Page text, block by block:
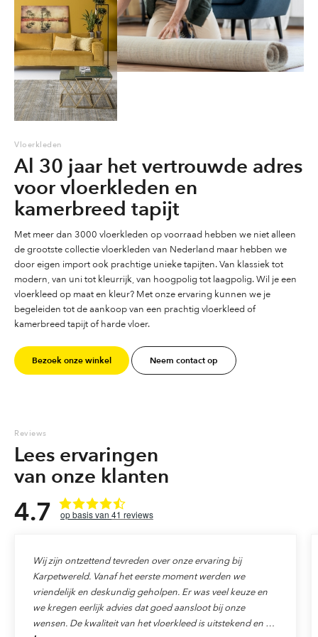
de
productpagina
de
productpagina
Vloerkleden
Al 30 jaar het vertrouwde adres
voor vloerkleden en
kamerbreed tapijt
Met meer dan 3000 vloerkleden op voorraad hebben we niet alleen
de grootste collectie vloerkleden van Nederland maar hebben we
door eigen import ook prachtige unieke tapijten. Van klassiek tot
modern, van uni tot kleurrijk, van hoogpolig tot laagpolig. Wil je een
vloerkleed op maat en kleur? Met onze ervaring kunnen we je
begeleiden tot de aankoop van een prachtig vloerkleed of
kamerbreed tapijt of harde vloer.
Bezoek onze winkel Neem contact op
Reviews
Lees ervaringen
van onze klanten
4.7 41 reviews
Wij zijn ontzettend tevreden over onze ervaring bij
Karpetwereld. Vanaf het eerste moment werden we
vriendelijk en deskundig geholpen. Er was veel keuze en
we kregen eerlijk advies dat goed aansloot bij onze
wensen. De kwaliteit van het vloerkleed is uitstekend en de